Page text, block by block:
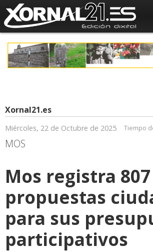
Xornal21.es
Miércoles, 22 de Octubre de 2025 Tiempo
MOS
Mos registra 807
propuestas
para sus
participativos